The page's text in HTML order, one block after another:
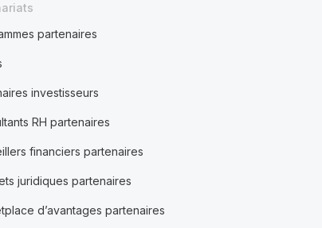
partenaires
investisseurs
RH partenaires
financiers partenaires
juridiques partenaires
d’avantages partenaires